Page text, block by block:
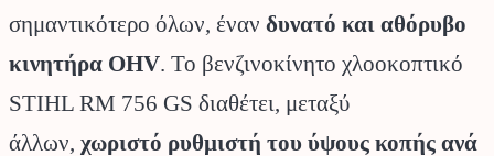
σημαντικότερο όλων, έναν δυνατό και αθόρυβο
κινητήρα OHV. Το βενζινοκίνητο χλοοκοπτικό
STIHL RM 756 GS διαθέτει, μεταξύ
άλλων, χωριστό ρυθμιστή του ύψους κοπής ανά